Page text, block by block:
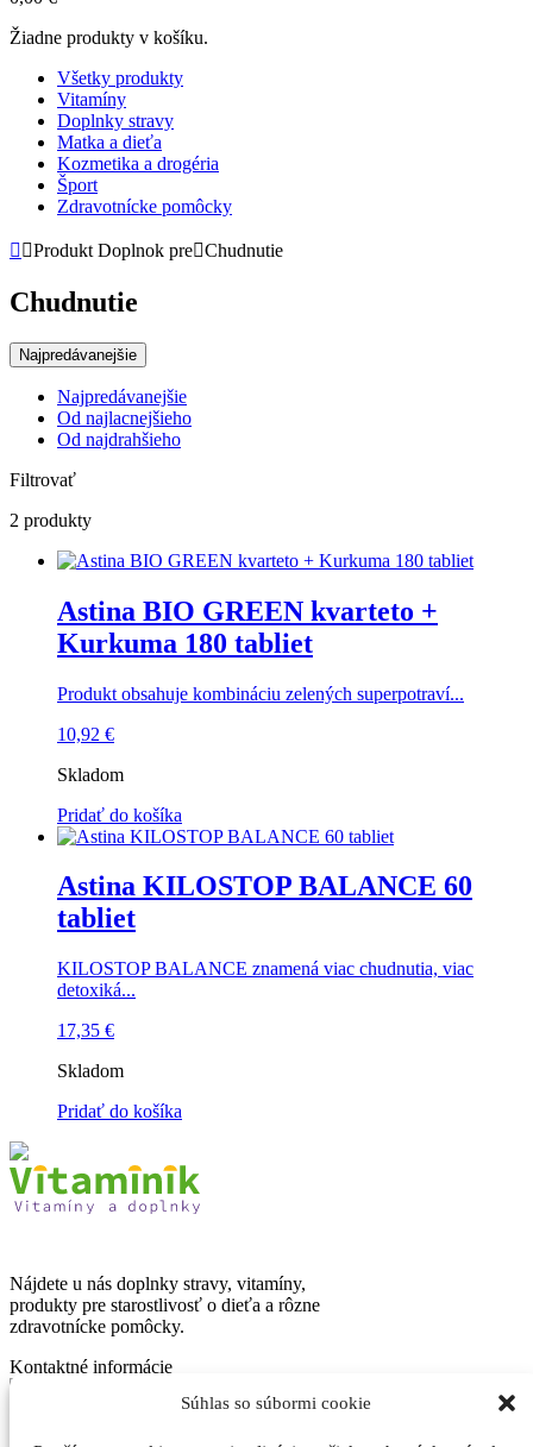
Súhlas so súbormi cookie
Žiadne produkty v košíku.
Všetky produkty
Vitamíny
Doplnky stravy
Matka a dieťa
Kozmetika a drogéria
Šport
Zdravotnícke pomôcky
Produkt Doplnok pre Chudnutie
Chudnutie
Najpredávanejšie
Najpredávanejšie
Od najlacnejšieho
Od najdrahšieho
Filtrovať
2 produkty
Astina BIO GREEN kvarteto +
Kurkuma 180 tabliet
Produkt obsahuje kombináciu zelených superpotraví...
10,92 €
Skladom
Pridať do košíka
Astina KILOSTOP BALANCE 60
tabliet
KILOSTOP BALANCE znamená viac chudnutia, viac
detoxiká...
17,35 €
Skladom
Pridať do košíka
Nájdete u nás doplnky stravy, vitamíny,
produkty pre starostlivosť o dieťa a rôzne
zdravotnícke pomôcky.
Kontaktné informácie